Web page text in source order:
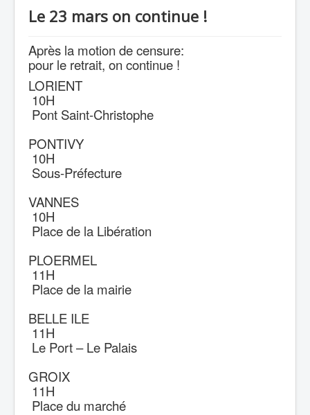
Nos Luttes
Outils
Le 23 mars on continue !
Après la motion de censure:
pour le retrait, on continue !
LORIENT
10H
Pont Saint-Christophe
PONTIVY
10H
Sous-Préfecture
VANNES
10H
Place de la Libération
PLOERMEL
11H
Place de la mairie
BELLE ILE
11H
Le Port – Le Palais
GROIX
11H
Place du marché